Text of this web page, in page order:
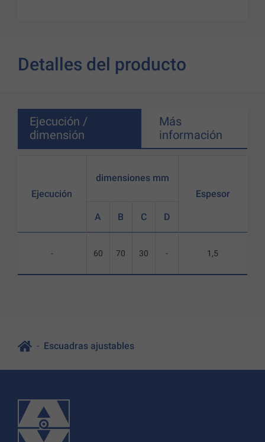
Detalles del producto
Ejecución /
dimensión
Más
información
Ejecución
-
dimensiones mm
A B C D
60 70 30 -
Espesor
1,5
Escuadras ajustables